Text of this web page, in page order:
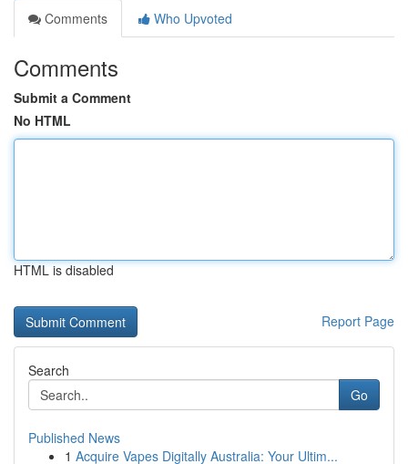
Comments
Who Upvoted
Comments
Submit a Comment
No HTML
HTML is disabled
Report Page
Search
Go
Published News
1 Acquire Vapes Digitally Australia: Your Ultim...